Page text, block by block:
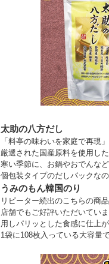
太助の八方だし
「料亭の味わいを家庭で再現
厳選された国産原料を使用し
寒い季節に、お鍋やおでんな
個包装タイプのだしパックな
うみのもん韓国のり
リピーター続出のこちらの商品
店舗でもご好評いただいてい
用しパリッとした食感に仕上が
1袋に108枚入っている大容量